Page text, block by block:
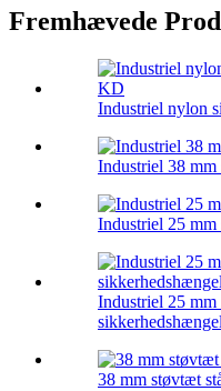
Fremhævede
Industriel nylon
Industriel 38 mm
Industriel 25 mm
Industriel 25
38 mm støvtæt